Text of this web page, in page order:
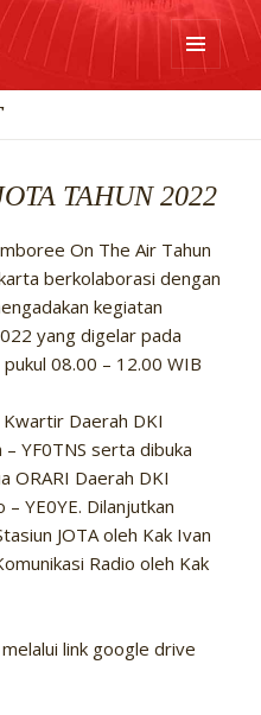
MENU
WIDGET
TAHUN 2022
On The Air Tahun
berkolaborasi dengan
kegiatan
yang digelar pada
08.00 – 12.00 WIB
Daerah DKI
YF0TNS serta dibuka
ORARI Daerah DKI
YE0YE. Dilanjutkan
JOTA oleh Kak Ivan
Radio oleh Kak
link google drive